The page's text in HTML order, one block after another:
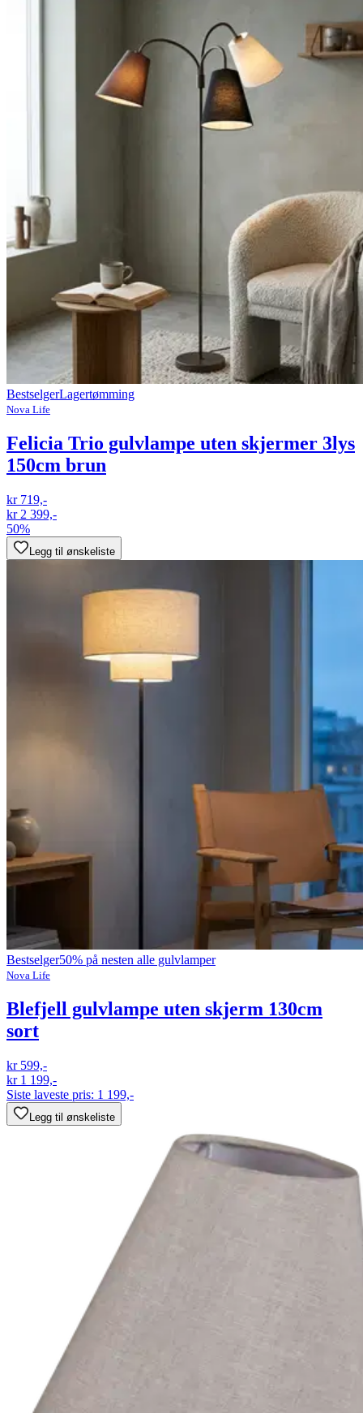
BestselgerLagertømming
Nova Life
Felicia Trio gulvlampe uten skjermer 3lys
150cm brun
kr 719,-
kr 2 399,-
50%
Legg til ønskeliste
Bestselger50% på nesten alle gulvlamper
Nova Life
Blefjell gulvlampe uten skjerm 130cm
sort
kr 599,-
kr 1 199,-
Siste laveste pris: 1 199,-
Legg til ønskeliste